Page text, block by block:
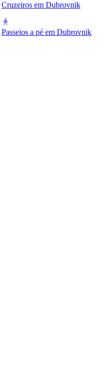
Cruzeiros em Dubrovnik
Passeios a pé em Dubrovnik